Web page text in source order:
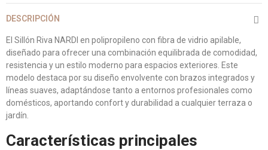
DESCRIPCIÓN
El Sillón Riva NARDI en polipropileno con fibra de vidrio apilable,
diseñado para ofrecer una combinación equilibrada de comodidad,
resistencia y un estilo moderno para espacios exteriores. Este
modelo destaca por su diseño envolvente con brazos integrados y
líneas suaves, adaptándose tanto a entornos profesionales como
domésticos, aportando confort y durabilidad a cualquier terraza o
jardín.
Características principales